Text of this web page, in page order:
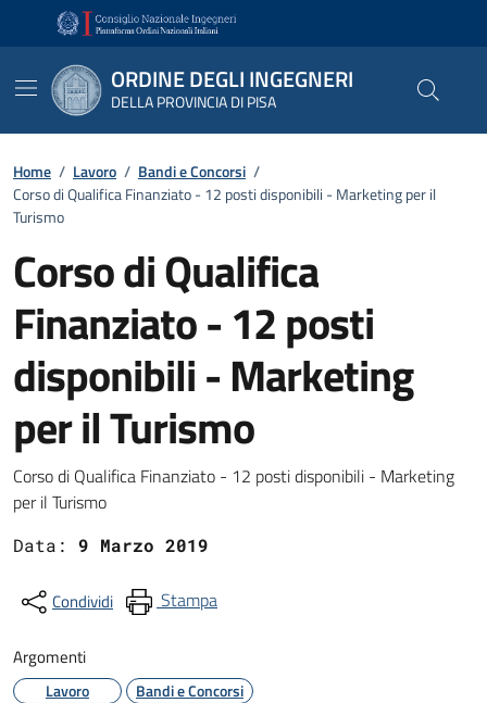
Vai ai contenuti
Vai al footer
ORDINE DEGLI INGEGNERI
DELLA PROVINCIA DI PISA
Home / Lavoro / Bandi e Concorsi /
Corso di Qualifica Finanziato - 12 posti disponibili - Marketing per il
Turismo
Corso di Qualifica
Finanziato - 12 posti
disponibili - Marketing
per il Turismo
Dettagli
Corso di Qualifica Finanziato - 12 posti disponibili - Marketing
per il Turismo
Data: 9 Marzo 2019
Condividi Stampa
Argomenti
Lavoro Bandi e Concorsi